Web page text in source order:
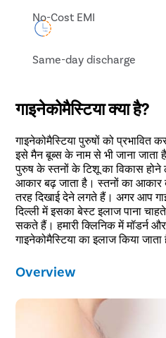
No-Cost EMI
Same-day discharge
गाइनेकोमैस्टिया क्या है?
गाइनेकोमैस्टिया पुरुषों को प्रभावित
इसे मैन बूब्स के नाम से भी जाना जाता
पुरुष के स्तनों के टिशू का विकास
आकार बढ़ जाता है। स्तनों का आकार
तरह दिखाई देने लगते हैं। अगर आप
दिल्ली में इसका बेस्ट इलाज पाना
सकते हैं। हमारी क्लिनिक में मॉडर्न
गाइनेकोमैस्टिया का इलाज किया जाता
Overview